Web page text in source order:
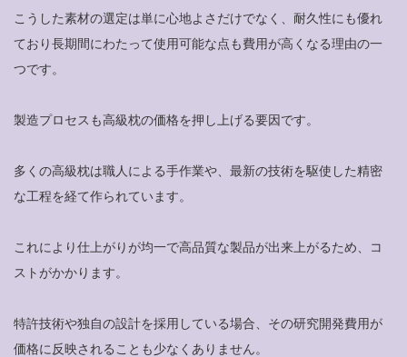
こうした素材の選定は単に心地よさだけでなく、耐久性にも優れ
ており長期間にわたって使用可能な点も費用が高くなる理由の一
つです。
製造プロセスも高級枕の価格を押し上げる要因です。
多くの高級枕は職人による手作業や、最新の技術を駆使した精密
な工程を経て作られています。
これにより仕上がりが均一で高品質な製品が出来上がるため、コ
ストがかかります。
特許技術や独自の設計を採用している場合、その研究開発費用が
価格に反映されることも少なくありません。